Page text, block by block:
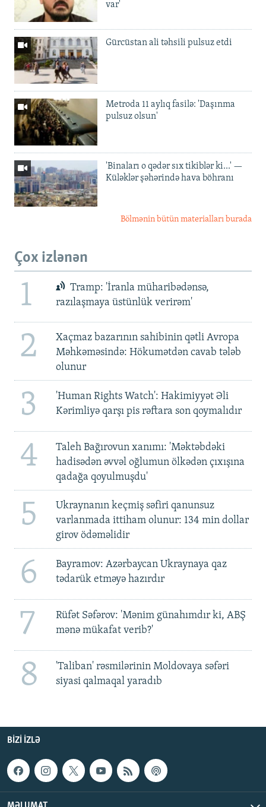
var'
Gürcüstan ali təhsili pulsuz etdi
Metroda 11 aylıq fasilə: 'Daşınma
pulsuz olsun'
'Binaları o qədər sıx tikiblər ki...' —
Küləklər şəhərində hava böhranı
Bölmənin bütün materialları burada
Çox izlənən
1
Tramp: 'İranla müharibədənsə,
razılaşmaya üstünlük verirəm'
2
Xaçmaz bazarının sahibinin qətli Avropa
Məhkəməsində: Hökumətdən cavab tələb
olunur
3
'Human Rights Watch': Hakimiyyət Əli
Kərimliyə qarşı pis rəftara son qoymalıdır
4
Taleh Bağırovun xanımı: 'Məktəbdəki
hadisədən əvvəl oğlumun ölkədən çıxışına
qadağa qoyulmuşdu'
5
Ukraynanın keçmiş səfiri qanunsuz
varlanmada ittiham olunur: 134 min dollar
girov ödəməlidir
6
Bayramov: Azərbaycan Ukraynaya qaz
tədarük etməyə hazırdır
7
Rüfət Səfərov: 'Mənim günahımdır ki, ABŞ
mənə mükafat verib?'
8
'Taliban' rəsmilərinin Moldovaya səfəri
siyasi qalmaqal yaradıb
BIZI IZLƏ